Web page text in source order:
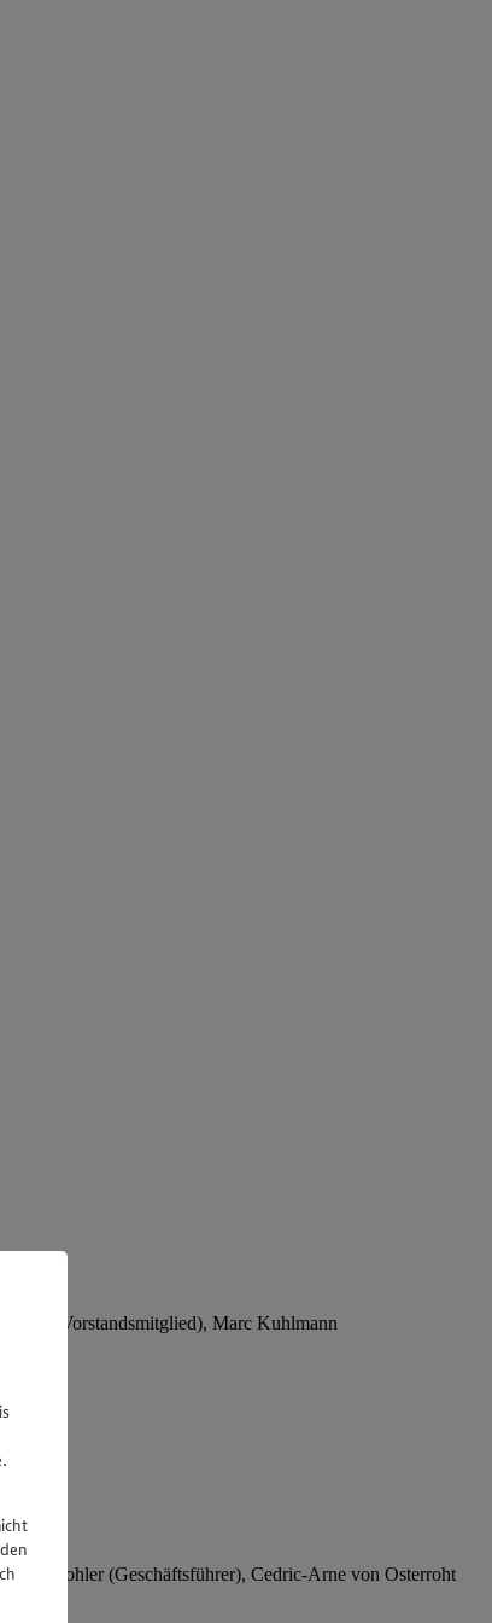
(Vorstandsmitglied), Marc Kuhlmann
Wohler (Geschäftsführer), Cedric-Arne von Osterroht